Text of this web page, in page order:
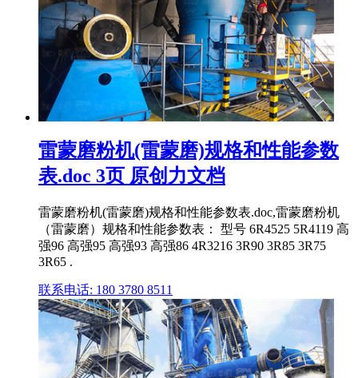
雷蒙磨粉机(雷蒙磨)规格和性能参数
表.doc 3页 原创力文档
雷蒙磨粉机(雷蒙磨)规格和性能参数表.doc,雷蒙磨粉机
（雷蒙磨）规格和性能参数表： 型号 6R4525 5R4119 高
强96 高强95 高强93 高强86 4R3216 3R90 3R85 3R75
3R65 .
联系电话: 180 3780 8511